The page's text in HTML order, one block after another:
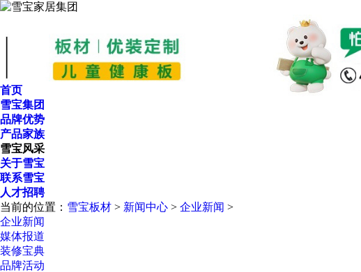
首页
雪宝集团
品牌优势
产品家族
雪宝风采
关于雪宝
联系雪宝
人才招聘
当前的位置： 雪宝板材 > 新闻中心 > 企业新闻 >
企业新闻
媒体报道
装修宝典
品牌活动